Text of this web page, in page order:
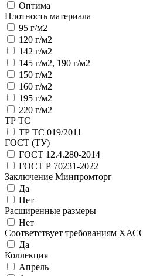
Оптима
Плотность материала
95 г/м2
120 г/м2
142 г/м2
145 г/м2, 190 г/м2
150 г/м2
160 г/м2
195 г/м2
220 г/м2
ТР ТС
ТР ТС 019/2011
ГОСТ (ТУ)
ГОСТ 12.4.280-2014
ГОСТ Р 70231-2022
Заключение Минпромторг
Да
Нет
Расширенные размеры
Нет
Соответствует требованиям
Да
Коллекция
Апрель